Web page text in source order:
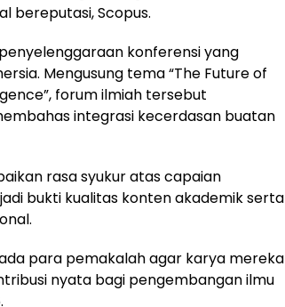
bereputasi, Scopus.
konferensi yang
Mengusung tema “The Future of
forum ilmiah tersebut
integrasi kecerdasan buatan
rasa syukur atas capaian
bukti kualitas konten akademik serta
para pemakalah agar karya mereka
nyata bagi pengembangan ilmu